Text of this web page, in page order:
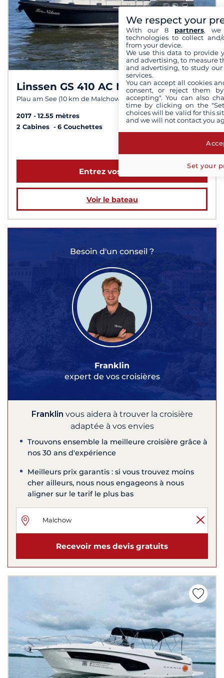
Linssen GS 410 AC Mark II
Plau am See (10 km de Malchow)
2017
12.55 mètres
2 Cabines
6 Couchettes
à partir de 1 890 €
Entrez vos dates
Voir le bateau
Besoin d'un conseil ?
Franklin
expert de vos croisières
Franklin vous aidera à trouver la croisière
adaptée à vos envies
Trouvons ensemble la meilleure croisière grâce à
nos 30 ans d'expérience
Meilleurs prix garantis : si vous trouvez moins
cher ailleurs, nous nous engageons à nous
aligner sur le tarif le plus bas
Recevoir mes devis gratuits
We respect your
With our 8 partners, we
technologies to collect
from your device.
We use this data to provide
and advertising, to measure
and advertising, to study
services.
You can accept all cookies
consent, or reject them
accepting". You can also
time by clicking on the
choices will be valid for this
and we will not contact you
Set your